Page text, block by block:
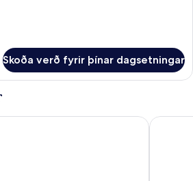
Skoða verð fyrir þínar dagsetningar
Beach Hotel & Spa Capital